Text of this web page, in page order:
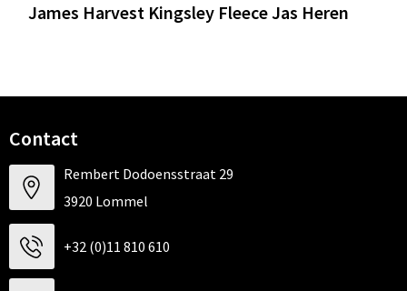
James Harvest Kingsley Fleece Jas Heren
Contact
Rembert Dodoensstraat 29
3920 Lommel
+32 (0)11 810 610